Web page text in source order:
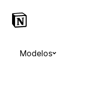
Modelos